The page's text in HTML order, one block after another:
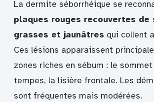
La dermite séborrhéique se
plaques rouges recouvertes de
grasses et jaunâtres qui collent
Ces lésions apparaissent
zones riches en sébum : le
tempes, la lisière frontale. Les
sont fréquentes mais modérées.